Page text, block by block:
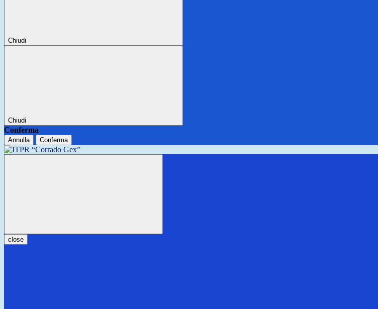
Chiudi
Chiudi
Conferma
Annulla Conferma
close